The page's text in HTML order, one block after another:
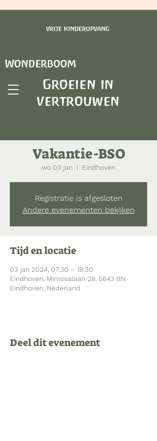
vrije kinderopvang
Wonderboom
Groeien in
vertrouwen
Vakantie-BSO
wo 03 jan
  |
Eindhoven
Registratie is afgesloten
Andere evenementen bekijken
Tijd en locatie
03 jan 2024, 07:30 – 18:30
Eindhoven, Mimosalaan 28, 5643 BN
Eindhoven, Nederland
Deel dit evenement